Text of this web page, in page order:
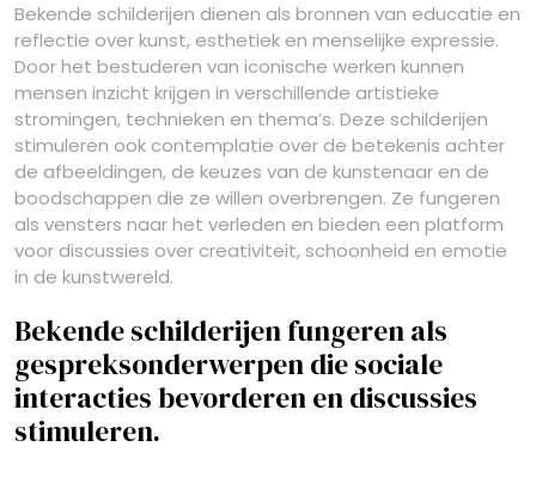
Bekende schilderijen dienen als bronnen van educatie en
reflectie over kunst, esthetiek en menselijke expressie.
Door het bestuderen van iconische werken kunnen
mensen inzicht krijgen in verschillende artistieke
stromingen, technieken en thema’s. Deze schilderijen
stimuleren ook contemplatie over de betekenis achter
de afbeeldingen, de keuzes van de kunstenaar en de
boodschappen die ze willen overbrengen. Ze fungeren
als vensters naar het verleden en bieden een platform
voor discussies over creativiteit, schoonheid en emotie
in de kunstwereld.
Bekende schilderijen fungeren als
gespreksonderwerpen die sociale
interacties bevorderen en discussies
stimuleren.